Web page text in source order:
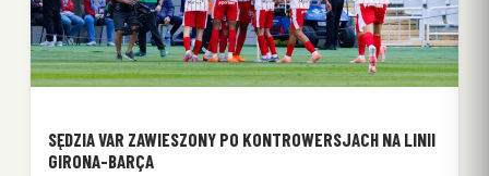
SĘDZIA VAR ZAWIESZONY PO KONTROWERSJACH NA LINII
GIRONA-BARÇA